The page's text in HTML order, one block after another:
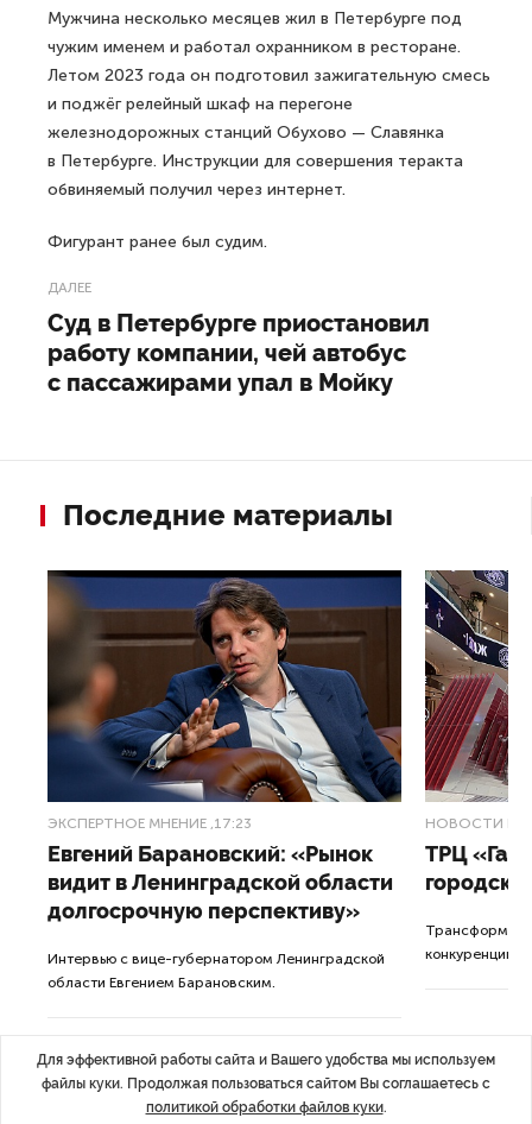
Мужчина несколько месяцев жил в Петербурге под
чужим именем и работал охранником в ресторане.
Летом 2023 года он подготовил зажигательную смесь
и поджёг релейный шкаф на перегоне
железнодорожных станций Обухово — Славянка
в Петербурге. Инструкции для совершения теракта
обвиняемый получил через интернет.
Фигурант ранее был судим.
ДАЛЕЕ
Суд в Петербурге приостановил
работу компании, чей автобус
с пассажирами упал в Мойку
Последние материалы
ЭКСПЕРТНОЕ МНЕНИЕ ,17:23
Евгений Барановский: «Рынок
видит в Ленинградской области
долгосрочную перспективу»
Интервью с вице-губернатором Ленинградской
области Евгением Барановским.
НОВОСТИ
ТРЦ
конкуренции
Для эффективной работы сайта и Вашего удобства мы используем
файлы куки. Продолжая пользоваться сайтом Вы соглашаетесь с
политикой обработки файлов куки.